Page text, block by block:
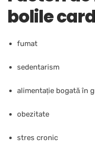
bolile
fumat
sedentarism
alimentație bogată în
obezitate
stres cronic